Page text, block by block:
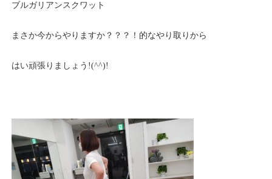
ブルガリアンスクワット
まさか今からやりますか？？？！的なやり取りから
はい頑張りましょう!(^^)!